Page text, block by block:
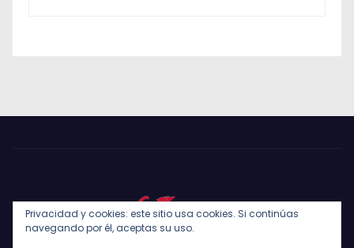
Privacidad y cookies: este sitio usa cookies. Si continúas
navegando por él, aceptas su uso.